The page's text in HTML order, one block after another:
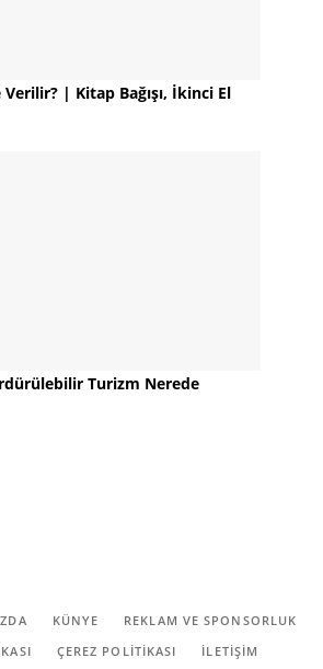
| Kitap Bağışı, İkinci El
Turizm Nerede
KÜNYE
REKLAM VE SPONSORLUK
ÇEREZ POLITIKASI İLETİŞİM